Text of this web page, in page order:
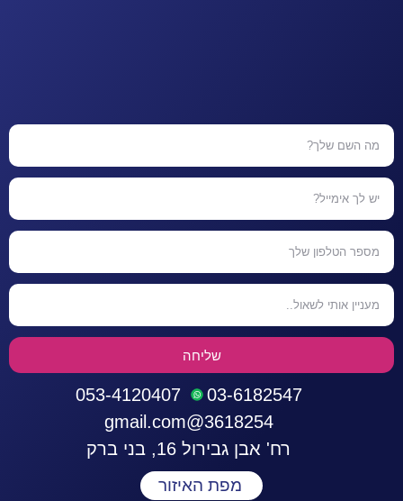
שליחה
03-6182547
053-4120407
3618254@gmail.com
רח' אבן גבירול 16, בני ברק
מפת האיזור